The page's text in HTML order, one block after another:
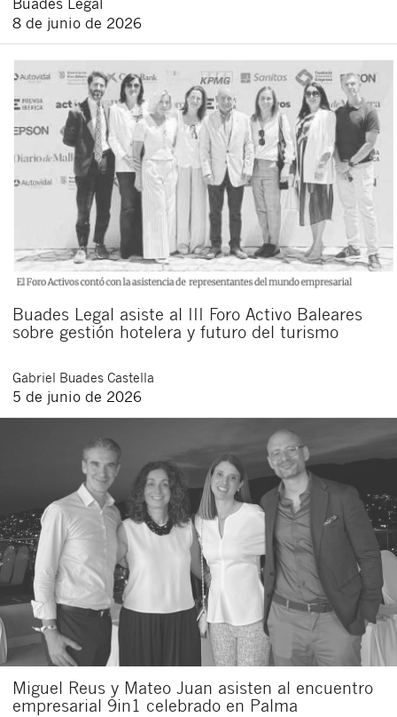
8 de junio de 2026
Buades Legal asiste al III Foro Activo Baleares
sobre gestión hotelera y futuro del turismo
Gabriel Buades Castella
5 de junio de 2026
Miguel Reus y Mateo Juan asisten al encuentro
empresarial 9in1 celebrado en Palma